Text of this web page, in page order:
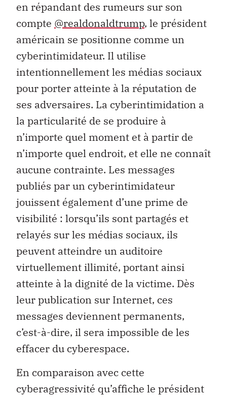
en répandant des rumeurs sur son
compte @realdonaldtrump, le président
américain se positionne comme un
cyberintimidateur. Il utilise
intentionnellement les médias sociaux
pour porter atteinte à la réputation de
ses adversaires. La cyberintimidation a
la particularité de se produire à
n’importe quel moment et à partir de
n’importe quel endroit, et elle ne connaît
aucune contrainte. Les messages
publiés par un cyberintimidateur
jouissent également d’une prime de
visibilité : lorsqu’ils sont partagés et
relayés sur les médias sociaux, ils
peuvent atteindre un auditoire
virtuellement illimité, portant ainsi
atteinte à la dignité de la victime. Dès
leur publication sur Internet, ces
messages deviennent permanents,
c’est-à-dire, il sera impossible de les
effacer du cyberespace.
En comparaison avec cette
cyberagressivité qu’affiche le président